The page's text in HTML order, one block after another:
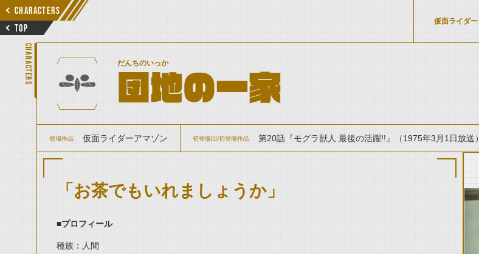
CHARACTERS
TOP
仮面ライダー
CHARACTERS だんちのいっか
団地の一家
登場作品 仮面ライダーアマゾン 初登場回/初登場作品 第20話『モグラ獣人 最後の活躍!!』（1975年3月1日放送）
「お茶でもいれましょうか」
■プロフィール
種族：人間